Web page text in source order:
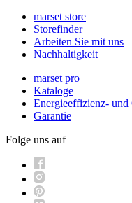
marset store
Storefinder
Arbeiten Sie mit uns
Nachhaltigkeit
marset pro
Kataloge
Energieeffizienz-
Garantie
Folge uns auf